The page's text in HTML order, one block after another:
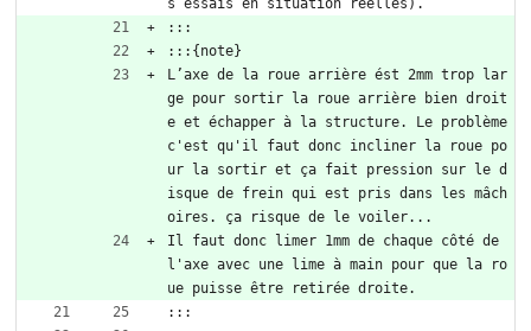
s essais en situation réelles).
:::
:::{note}
L’axe de la roue arrière ést 2mm trop lar
ge pour sortir la roue arrière bien droit
e et échapper à la structure. Le problème
c'est qu'il faut donc incliner la roue po
ur la sortir et ça fait pression sur le d
isque de frein qui est pris dans les mâch
oires. ça risque de le voiler...
Il faut donc limer 1mm de chaque côté de
l'axe avec une lime à main pour que la ro
ue puisse être retirée droite.
:::